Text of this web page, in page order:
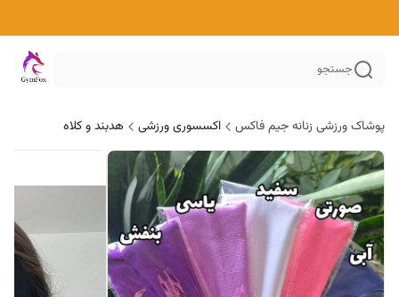
جستجو
پوشاک ورزشی زنانه جیم فاکس اکسسوری ورزشی هدبند و کلاه